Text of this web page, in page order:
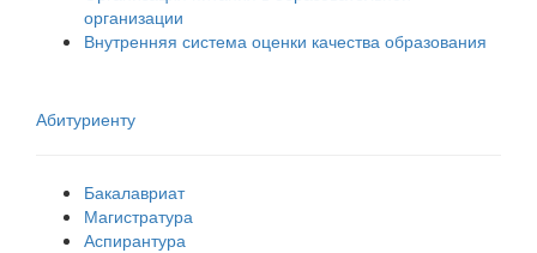
организации
Внутренняя система оценки качества образования
Абитуриенту
Бакалавриат
Магистратура
Аспирантура